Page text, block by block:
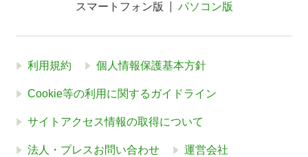
スマートフォン版 パソコン版
利用規約 個人情報保護基本方針
Cookie等の利用に関するガイドライン
サイトアクセス情報の取得について
法人・プレスお問い合わせ 運営会社